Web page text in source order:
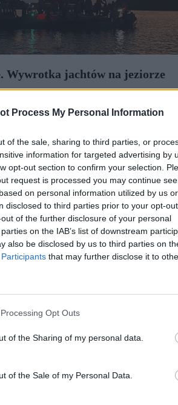
Process My Personal Information
of the sale, sharing to third parties, or
information for targeted advertising by
opt-out section to confirm your selection.
request is processed you may continue
on personal information utilized by us or
disclosed to third parties prior to your opt-
of the further disclosure of your personal
on the IAB’s list of downstream
also be disclosed by us to third parties on
that may further disclose it to
Opt Outs
of the Sharing of my personal data.
of the Sale of my Personal Data.
Wywrotka jachtów na jeziorze
piskim wywróciły się cztery jachty z
uratować im życie.